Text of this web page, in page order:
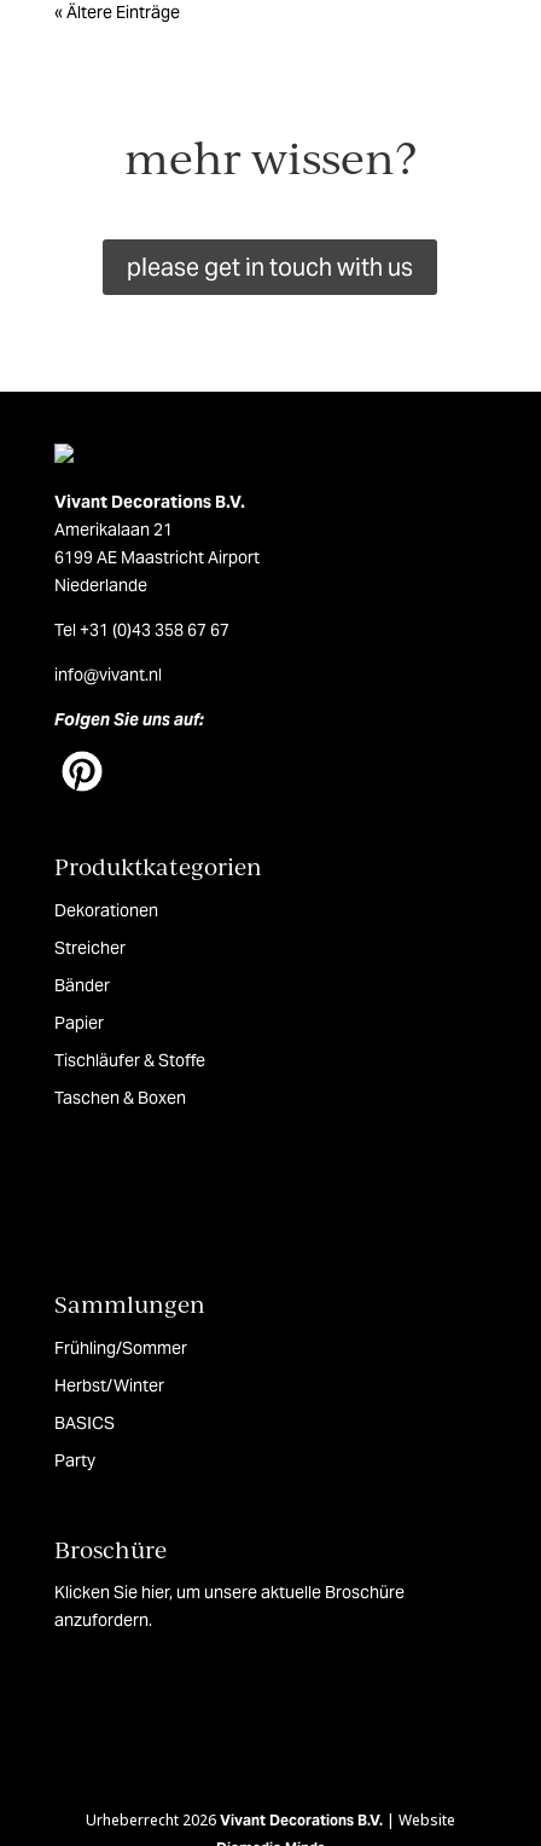
« Ältere Einträge
mehr wissen?
please get in touch with us
Vivant Decorations B.V.
Amerikalaan 21
6199 AE Maastricht Airport
Niederlande
Tel +31 (0)43 358 67 67
info@vivant.nl
Folgen Sie uns auf:
Produktkategorien
Dekorationen
Streicher
Bänder
Papier
Tischläufer & Stoffe
Taschen & Boxen
Sammlungen
Frühling/Sommer
Herbst/Winter
BASICS
Party
Broschüre
Klicken Sie hier, um unsere aktuelle Broschüre
anzufordern.
Urheberrecht 2026 Vivant Decorations B.V.| Website